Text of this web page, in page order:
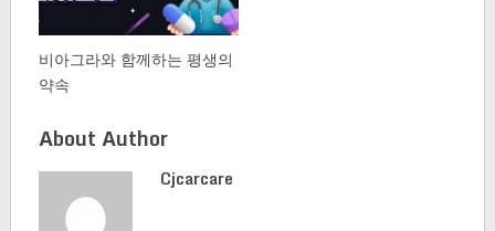
비아그라와 함께하는 평생의
약속
About Author
Cjcarcare